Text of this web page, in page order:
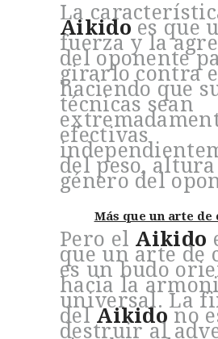
La
Aikido es que
fuerza y la
del oponente
girarlo contra
haciendo que
técnicas sean
efectivas
del peso, altura
género del
Más que un arte de
Pero el Aikido
que un arte de
es un budo
hacia la
universal. La
del Aikido no
destruir al